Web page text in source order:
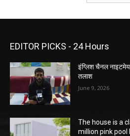
EDITOR PICKS - 24 Hours
इंग्लिश चैनल
तलाश
June 9, 2026
The house is a
million pink pool